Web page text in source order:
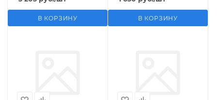
В КОРЗИНУ В КОРЗИНУ